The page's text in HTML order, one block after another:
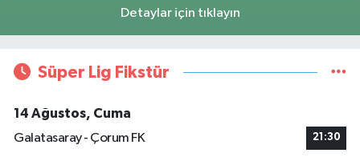
Detaylar için tıklayın
Süper Lig Fikstür
14 Ağustos, Cuma
Galatasaray - Çorum FK
21:30